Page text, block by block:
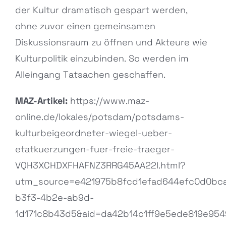
der Kultur dramatisch gespart werden,
ohne zuvor einen gemeinsamen
Diskussionsraum zu öffnen und Akteure wie
Kulturpolitik einzubinden. So werden im
Alleingang Tatsachen geschaffen.
MAZ-Artikel: https://www.maz-
online.de/lokales/potsdam/potsdams-
kulturbeigeordneter-wiegel-ueber-
etatkuerzungen-fuer-freie-traeger-
VQH3XCHDXFHAFNZ3RRG45AA22I.html?
b3f3-4b2e-ab9d-